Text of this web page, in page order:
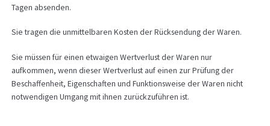
Tagen absenden.
Sie tragen die unmittelbaren Kosten der Rücksendung der Waren.
Sie müssen für einen etwaigen Wertverlust der Waren nur
aufkommen, wenn dieser Wertverlust auf einen zur Prüfung der
Beschaffenheit, Eigenschaften und Funktionsweise der Waren nicht
notwendigen Umgang mit ihnen zurückzuführen ist.